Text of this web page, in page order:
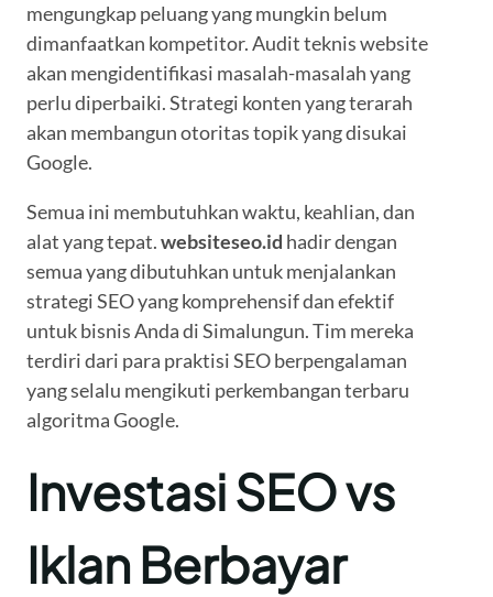
mengungkap peluang yang mungkin belum
dimanfaatkan kompetitor. Audit teknis website
akan mengidentifikasi masalah-masalah yang
perlu diperbaiki. Strategi konten yang terarah
akan membangun otoritas topik yang disukai
Google.
Semua ini membutuhkan waktu, keahlian, dan
alat yang tepat.websiteseo.id hadir dengan
semua yang dibutuhkan untuk menjalankan
strategi SEO yang komprehensif dan efektif
untuk bisnis Anda di Simalungun. Tim mereka
terdiri dari para praktisi SEO berpengalaman
yang selalu mengikuti perkembangan terbaru
algoritma Google.
Investasi SEO vs
Iklan Berbayar